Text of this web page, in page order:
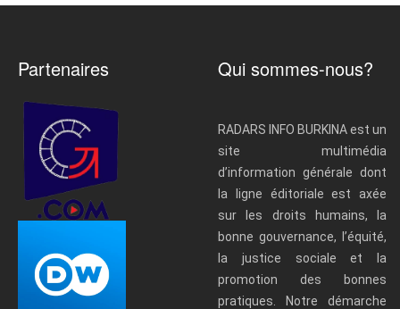
Partenaires Qui sommes-nous?
RADARS INFO BURKINA est un
site multimédia
d’information générale dont
la ligne éditoriale est axée
sur les droits humains, la
bonne gouvernance, l’équité,
la justice sociale et la
promotion des bonnes
pratiques. Notre démarche